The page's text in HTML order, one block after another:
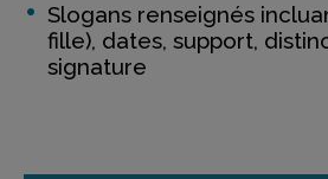
Slogans renseignés
fille), dates, support,
signature